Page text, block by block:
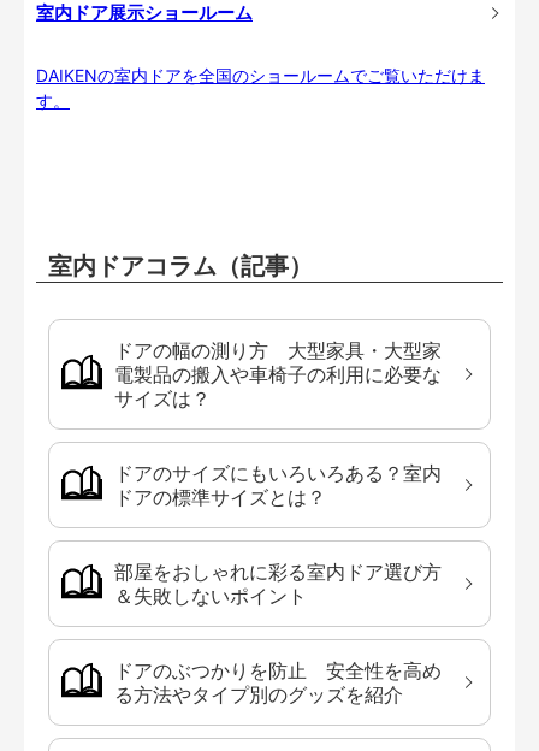
室内ドア展示ショールーム
DAIKENの室内ドアを全国のショールームでご覧いただけま
す。
室内ドアコラム（記事）
ドアの幅の測り方 大型家具・大型家
電製品の搬入や車椅子の利用に必要な
サイズは？
ドアのサイズにもいろいろある？室内
ドアの標準サイズとは？
部屋をおしゃれに彩る室内ドア選び方
＆失敗しないポイント
ドアのぶつかりを防止 安全性を高め
る方法やタイプ別のグッズを紹介